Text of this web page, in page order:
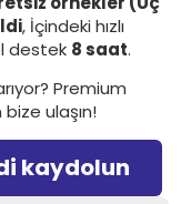
, İçindeki hızlı
destek 8 saat.
Premium
ulaşın!
kaydolun